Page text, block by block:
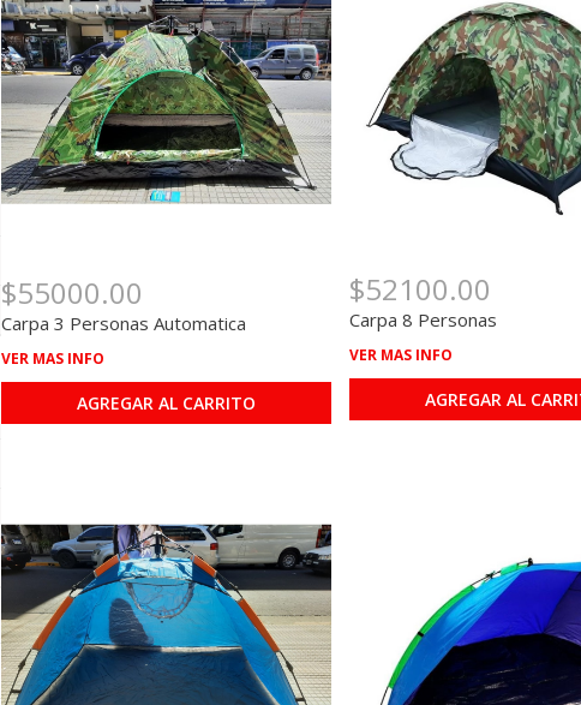
$55000.00
Carpa 3 Personas Automatica
VER MAS INFO
AGREGAR AL CARRITO
$52100.00
Carpa 8 Personas
VER MAS INFO
AGREGAR AL